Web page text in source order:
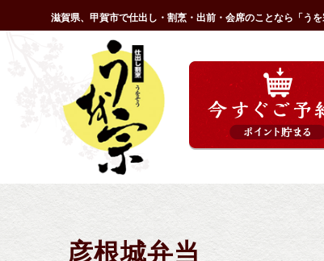
ン
滋賀県、甲賀市で仕出し・割烹・出前・会席のことなら「うを
彦根城弁当
HOME